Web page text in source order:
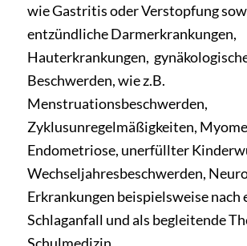
wie Gastritis oder Verstopfung
entzündliche Darmerkrankungen,
Hauterkrankungen,
Beschwerden, wie z.B.
Menstruationsbeschwerden,
Zyklusunregelmäßigkeiten,
Endometriose, unerfüllter
Wechseljahresbeschwerden,
Erkrankungen beispielsweise nach
Schlaganfall und als begleitende